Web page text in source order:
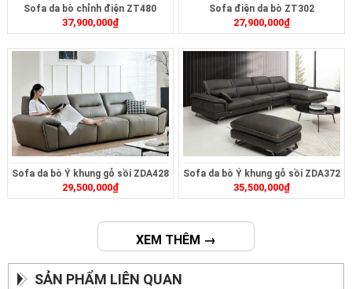
Sofa da bò chỉnh điện ZT480
37,900,000₫
Sofa điện da bò ZT302
27,900,000₫
Sofa da bò Ý khung gỗ sồi ZDA428
29,500,000₫
Sofa da bò Ý khung gỗ sồi ZDA372
35,500,000₫
XEM THÊM →
SẢN PHẨM LIÊN QUAN